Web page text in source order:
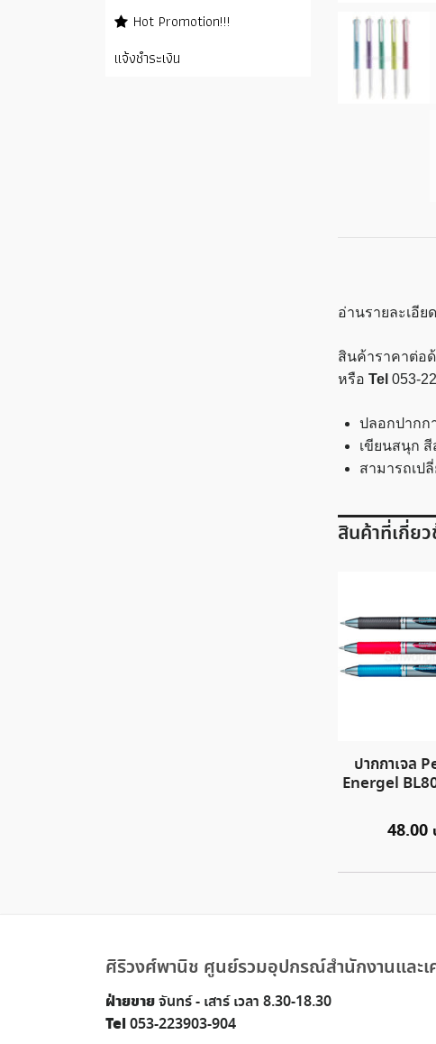
อ่านรายละเอี
สินค้าราคาต่อ
หรือ Tel 053-
ปลอกปากก
เขียนสนุก
สามารถเป
สินค้าที่เกี่ย
ปากกาเจล
Energel
48.00
Hot Promotion!!!
แจ้งชำระเงิน
ศิริวงศ์พานิช ศูนย์รวมอุปกรณ์สำนักงานและ
ฝ่ายขายจันทร์ - เสาร์ เวลา 8.30-18.30
Tel053-223903-904